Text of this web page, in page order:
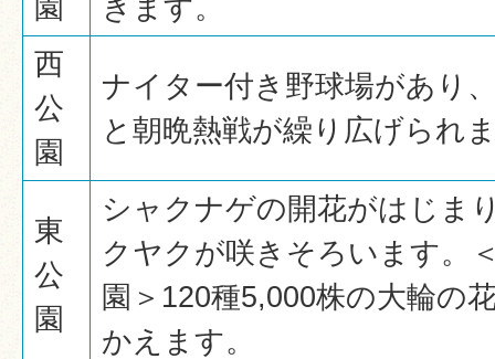
園
きます。
西
公
園
ナイター付き野球場があり
と朝晩熱戦が繰り広げられ
東
公
園
シャクナゲの開花がはじま
クヤクが咲きそろいます。
園＞120種5,000株の大輪の
かえます。